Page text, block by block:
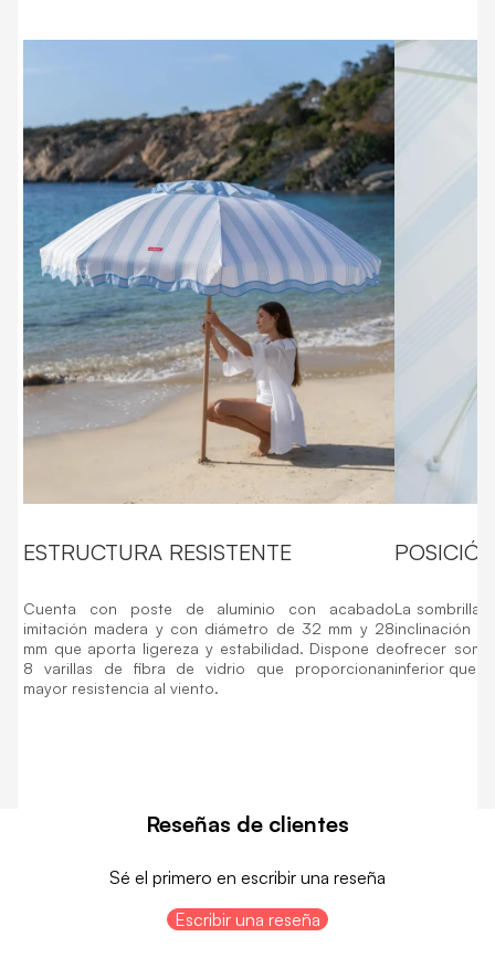
ESTRUCTURA RESISTENTE
Cuenta con poste de aluminio con acabado
imitación madera y con diámetro de 32 mm y 28
mm que aporta ligereza y estabilidad. Dispone de
8 varillas de fibra de vidrio que proporcionan
mayor resistencia al viento.
La sombrilla
inclinación
ofrecer
inferior que
Reseñas de clientes
Sé el primero en escribir una reseña
Escribir una reseña